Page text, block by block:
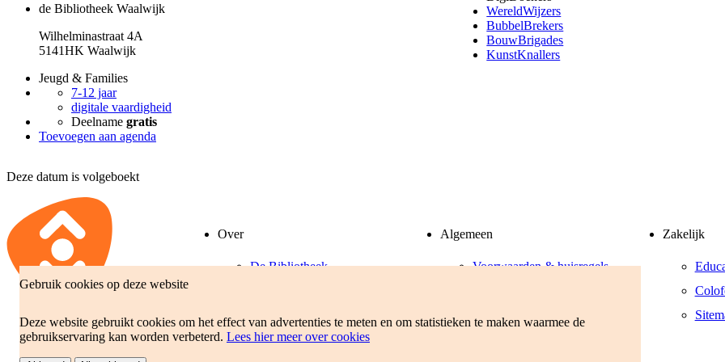
Gebruik cookies op deze website
Deze website gebruikt cookies om het effect van advertenties te meten en om statistieken te maken waarmee de
gebruikservaring kan worden verbeterd. Lees hier meer over cookies
de Bibliotheek Waalwijk
Wilhelminastraat 4A
5141HK Waalwijk
Jeugd & Families
7-12 jaar
digitale vaardigheid
Deelname gratis
Toevoegen aan agenda
WereldWijzers
BubbelBrekers
BouwBrigades
KunstKnallers
Deze datum is volgeboekt
Over
De Bibliotheek
Jaarverslag
Algemeen
Voorwaarden & huisregels
Werken bij
Zakelijk